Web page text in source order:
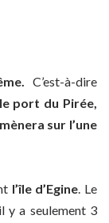
C’est-à-dire
le port du Pirée,
sur l’une
l’île d’Egine. Le
y a seulement 3